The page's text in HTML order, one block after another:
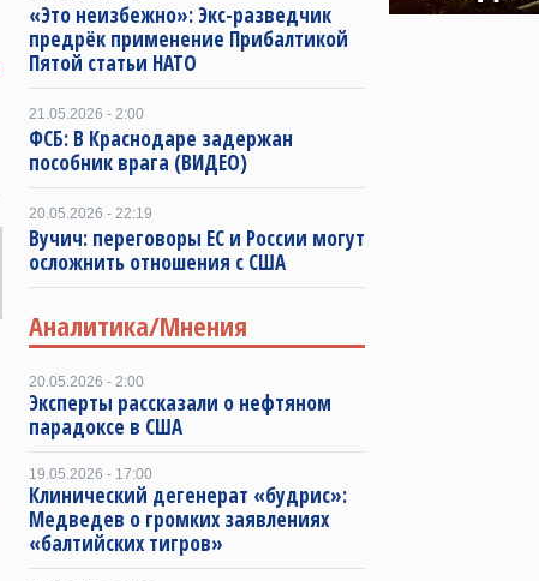
«Это неизбежно»: Экс-разведчик
предрёк применение Прибалтикой
Пятой статьи НАТО
21.05.2026 - 2:00
ФСБ: В Краснодаре задержан
пособник врага (ВИДЕО)
20.05.2026 - 22:19
Вучич: переговоры ЕС и России могут
осложнить отношения с США
Аналитика/Мнения
20.05.2026 - 2:00
Эксперты рассказали о нефтяном
парадоксе в США
19.05.2026 - 17:00
Клинический дегенерат «будрис»:
Медведев о громких заявлениях
«балтийских тигров»